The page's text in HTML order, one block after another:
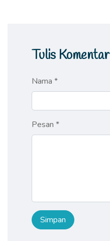
Tulis Komentar
Nama *
Pesan *